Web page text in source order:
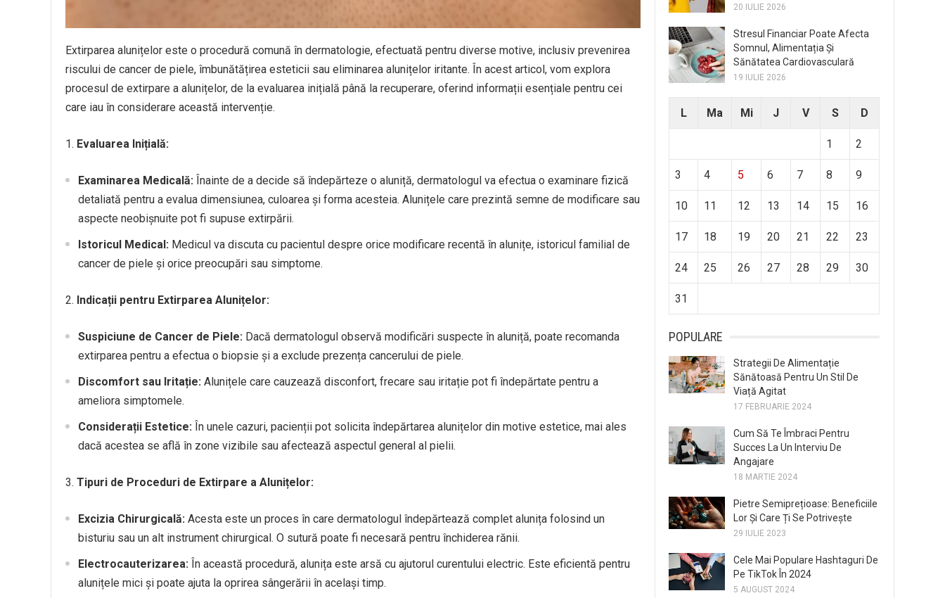
Extirparea alunițelor este o procedură comună în dermatologie, efectuată pentru diverse motive, inclusiv prevenirea
riscului de cancer de piele, îmbunătățirea esteticii sau eliminarea alunițelor iritante. În acest articol, vom explora
procesul de extirpare a alunițelor, de la evaluarea inițială până la recuperare, oferind informații esențiale pentru cei
care iau în considerare această intervenție.
1. Evaluarea Inițială:
Examinarea Medicală: Înainte de a decide să îndepărteze o aluniță, dermatologul va efectua o examinare fizică
detaliată pentru a evalua dimensiunea, culoarea și forma acesteia. Alunițele care prezintă semne de modificare sau
aspecte neobișnuite pot fi supuse extirpării.
Istoricul Medical: Medicul va discuta cu pacientul despre orice modificare recentă în alunițe, istoricul familial de
cancer de piele și orice preocupări sau simptome.
2. Indicații pentru Extirparea Alunițelor:
Suspiciune de Cancer de Piele: Dacă dermatologul observă modificări suspecte în aluniță, poate recomanda
extirparea pentru a efectua o biopsie și a exclude prezența cancerului de piele.
Discomfort sau Iritație: Alunițele care cauzează disconfort, frecare sau iritație pot fi îndepărtate pentru a
ameliora simptomele.
Considerații Estetice: În unele cazuri, pacienții pot solicita îndepărtarea alunițelor din motive estetice, mai ales
dacă acestea se află în zone vizibile sau afectează aspectul general al pielii.
3. Tipuri de Proceduri de Extirpare a Alunițelor:
Excizia Chirurgicală: Acesta este un proces în care dermatologul îndepărtează complet alunița folosind un
bisturiu sau un alt instrument chirurgical. O sutură poate fi necesară pentru închiderea rănii.
Electrocauterizarea: În această procedură, alunița este arsă cu ajutorul curentului electric. Este eficientă pentru
alunițele mici și poate ajuta la oprirea sângerării în același timp.
20 IULIE 2026
Stresul Financiar Poate Afecta
Somnul, Alimentația Și
Sănătatea Cardiovasculară
19 IULIE 2026
L Ma Mi J V S D
1 2
3 4 5 6 7 8 9
10 11 12 13 14 15 16
17 18 19 20 21 22 23
24 25 26 27 28 29 30
31
POPULARE
Strategii De Alimentație
Sănătoasă Pentru Un Stil De
Viață Agitat
17 FEBRUARIE 2024
Cum Să Te Îmbraci Pentru
Succes La Un Interviu De
Angajare
18 MARTIE 2024
Pietre Semiprețioase: Beneficiile
Lor Și Care Ți Se Potrivește
29 IULIE 2023
Cele Mai Populare Hashtaguri De
Pe TikTok În 2024
5 AUGUST 2024